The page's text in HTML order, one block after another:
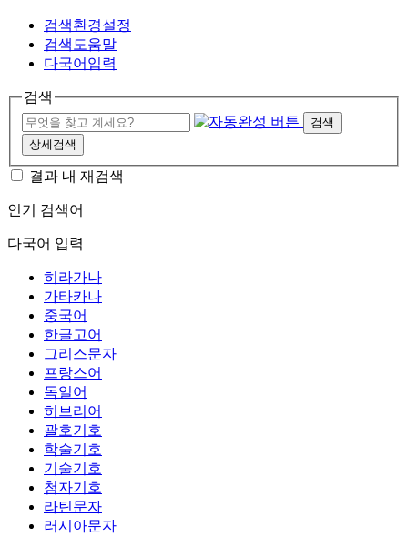
검색환경설정
검색도움말
다국어입력
검색
검색
상세검색
결과 내 재검색
인기 검색어
다국어 입력
히라가나
가타카나
중국어
한글고어
그리스문자
프랑스어
독일어
히브리어
괄호기호
학술기호
기술기호
첨자기호
라틴문자
러시아문자